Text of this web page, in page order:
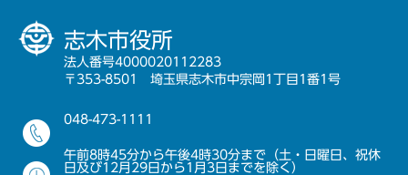
志木市役所
法人番号4000020112283
〒353-8501 埼玉県志木市中宗岡1丁目1番1号
048-473-1111
午前8時45分から午後4時30分まで（土・日曜日、祝休
日及び12月29日から1月3日までを除く）